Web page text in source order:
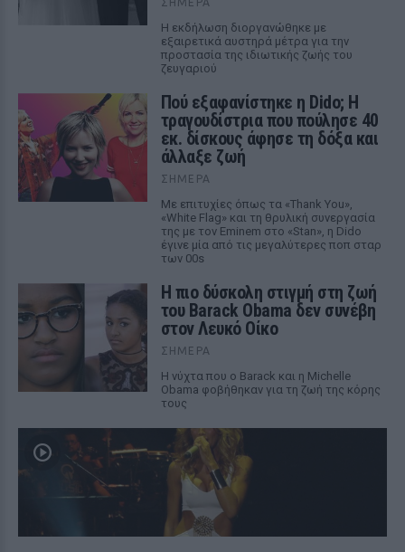
Η εκδήλωση διοργανώθηκε με
εξαιρετικά αυστηρά μέτρα για την
προστασία της ιδιωτικής ζωής του
ζευγαριού
Πού εξαφανίστηκε η Dido; Η
τραγουδίστρια που πούλησε 40
εκ. δίσκους άφησε τη δόξα και
άλλαξε ζωή
ΣΉΜΕΡΑ
Με επιτυχίες όπως τα «Thank You»,
«White Flag» και τη θρυλική συνεργασία
της με τον Eminem στο «Stan», η Dido
έγινε μία από τις μεγαλύτερες ποπ σταρ
των 00s
Η πιο δύσκολη στιγμή στη ζωή
του Barack Obama δεν συνέβη
στον Λευκό Οίκο
ΣΉΜΕΡΑ
Η νύχτα που ο Barack και η Michelle
Obama φοβήθηκαν για τη ζωή της κόρης
τους